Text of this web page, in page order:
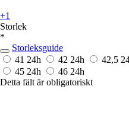
+1
Storlek
*
Storleksguide
41 24h 42 24h 42,5
45 24h 46 24h
Detta fält är obligatoriskt